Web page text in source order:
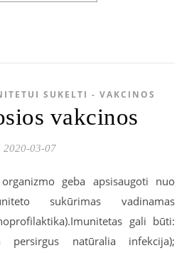
SUKELTI - VAKCINOS
vakcinos
2020-03-07
geba apsisaugoti nuo
sukūrimas vadinamas
gali būti:
persirgus natūralia infekcija);